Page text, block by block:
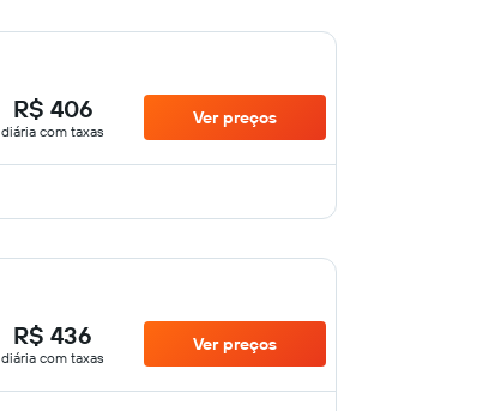
R$ 406
diária com taxas
Ver preços
R$ 436
diária com taxas
Ver preços